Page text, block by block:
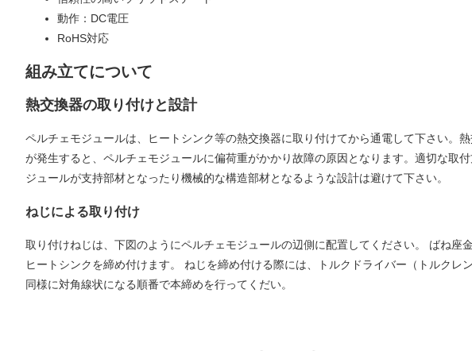
動作：DC電圧
RoHS対応
組み立てについて
熱交換器の取り付けと設計
ペルチェモジュールは、ヒートシンク等の熱交換器に取り付けてから通電して下さい。
が発生すると、ペルチェモジュールに偏荷重がかかり故障の原因となります。適切な取
ジュールが支持部材となったり機械的な構造部材となるような設計は避けて下さい。
ねじによる取り付け
取り付けねじは、下図のようにペルチェモジュールの辺側に配置してください。 ばね
ヒートシンクを締め付けます。 ねじを締め付ける際には、トルクドライバー（トルク
同様に対角線状になる順番で本締めを行ってくだい。